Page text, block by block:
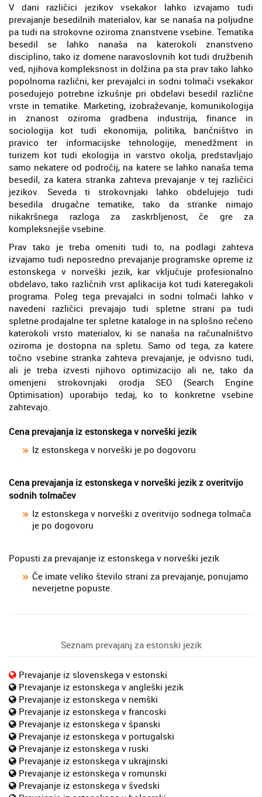
V dani različici jezikov vsekakor lahko izvajamo tudi
prevajanje besedilnih materialov, kar se nanaša na poljudne
pa tudi na strokovne oziroma znanstvene vsebine. Tematika
besedil se lahko nanaša na katerokoli znanstveno
disciplino, tako iz domene naravoslovnih kot tudi družbenih
ved, njihova kompleksnost in dolžina pa sta prav tako lahko
popolnoma različni, ker prevajalci in sodni tolmači vsekakor
posedujejo potrebne izkušnje pri obdelavi besedil različne
vrste in tematike. Marketing, izobraževanje, komunikologija
in znanost oziroma gradbena industrija, finance in
sociologija kot tudi ekonomija, politika, bančništvo in
pravico ter informacijske tehnologije, menedžment in
turizem kot tudi ekologija in varstvo okolja, predstavljajo
samo nekatere od področij, na katere se lahko nanaša tema
besedil, za katera stranka zahteva prevajanje v tej različici
jezikov. Seveda ti strokovnjaki lahko obdelujejo tudi
besedila drugačne tematike, tako da stranke nimajo
nikakršnega razloga za zaskrbljenost, če gre za
kompleksnejše vsebine.
Prav tako je treba omeniti tudi to, na podlagi zahteva
izvajamo tudi neposredno prevajanje programske opreme iz
estonskega v norveški jezik, kar vključuje profesionalno
obdelavo, tako različnih vrst aplikacija kot tudi kateregakoli
programa. Poleg tega prevajalci in sodni tolmači lahko v
navedeni različici prevajajo tudi spletne strani pa tudi
spletne prodajalne ter spletne kataloge in na splošno rečeno
katerokoli vrsto materialov, ki se nanaša na računalništvo
oziroma je dostopna na spletu. Samo od tega, za katere
točno vsebine stranka zahteva prevajanje, je odvisno tudi,
ali je treba izvesti njihovo optimizacijo ali ne, tako da
omenjeni strokovnjaki orodja SEO (Search Engine
Optimisation) uporabijo tedaj, ko to konkretne vsebine
zahtevajo.
Cena prevajanja iz estonskega v norveški jezik
Iz estonskega v norveški je po dogovoru
Cena prevajanja iz estonskega v norveški jezik z overitvijo
sodnih tolmačev
Iz estonskega v norveški z overitvijo sodnega tolmača
je po dogovoru
Popusti za prevajanje iz estonskega v norveški jezik
Če imate veliko število strani za prevajanje, ponujamo
neverjetne popuste.
Seznam prevajanj za estonski jezik
Prevajanje iz slovenskega v estonski
Prevajanje iz estonskega v angleški jezik
Prevajanje iz estonskega v nemški
Prevajanje iz estonskega v francoski
Prevajanje iz estonskega v španski
Prevajanje iz estonskega v portugalski
Prevajanje iz estonskega v ruski
Prevajanje iz estonskega v ukrajinski
Prevajanje iz estonskega v romunski
Prevajanje iz estonskega v švedski